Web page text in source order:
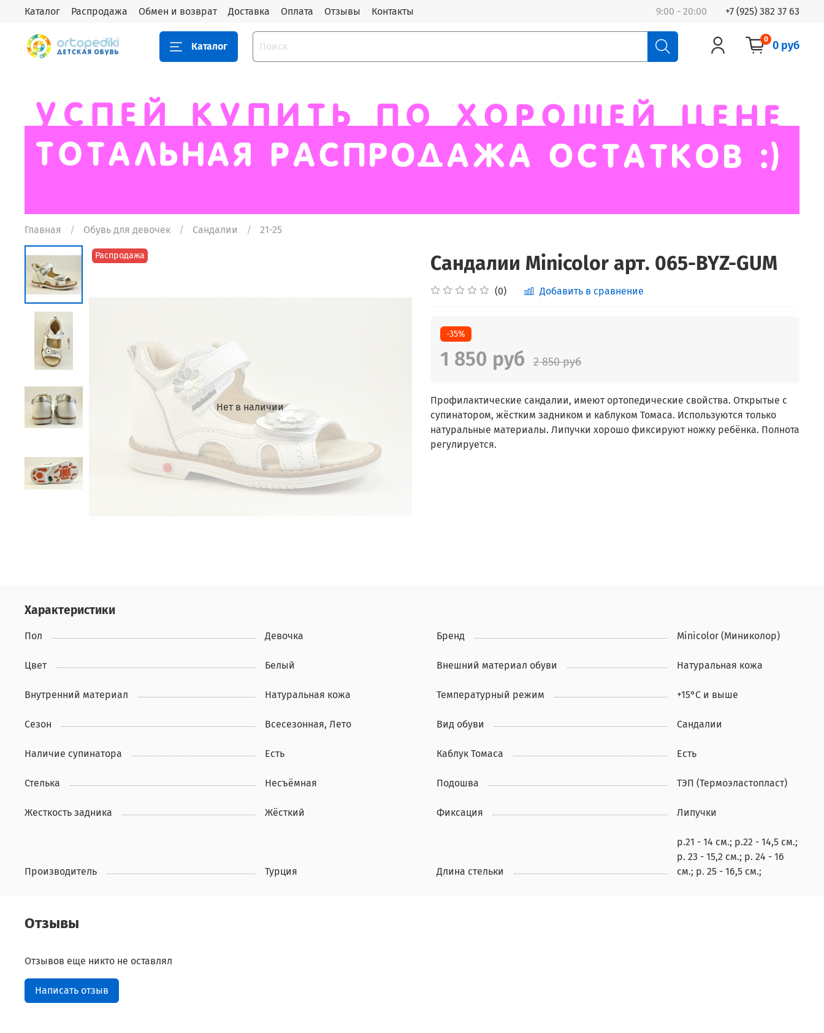
Каталог Распродажа Обмен и возврат Доставка Оплата Отзывы Контакты 9:00 - 20:00 +7 (925) 382 37 63
Каталог
0 0 руб
Главная Обувь для девочек Сандалии 21-25
Нет в наличии
Распродажа Сандалии Minicolor арт. 065-BYZ-GUM
(0) Добавить в сравнение
-35%
1 850 руб 2 850 руб
Профилактические сандалии, имеют ортопедические свойства. Открытые с
супинатором, жёстким задником и каблуком Томаса. Используются только
натуральные материалы. Липучки хорошо фиксируют ножку ребёнка. Полнота
регулируется.
Характеристики
Пол Девочка Бренд Minicolor (Миниколор)
Цвет Белый Внешний материал обуви Натуральная кожа
Внутренний материал Натуральная кожа Температурный режим +15°С и выше
Сезон Всесезонная, Лето Вид обуви Сандалии
Наличие супинатора Есть Каблук Томаса Есть
Стелька Несъёмная Подошва ТЭП (Термоэластопласт)
Жесткость задника Жёсткий Фиксация Липучки
Производитель Турция Длина стельки
р.21 - 14 см.; р.22 - 14,5 см.;
р. 23 - 15,2 см.; р. 24 - 16
см.; р. 25 - 16,5 см.;
Отзывы
Отзывов еще никто не оставлял
Написать отзыв